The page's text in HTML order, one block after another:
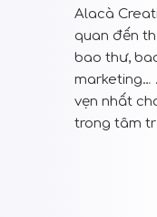
Alacà
quan đến
bao thư,
marketing…
vẹn nhất
trong tâm